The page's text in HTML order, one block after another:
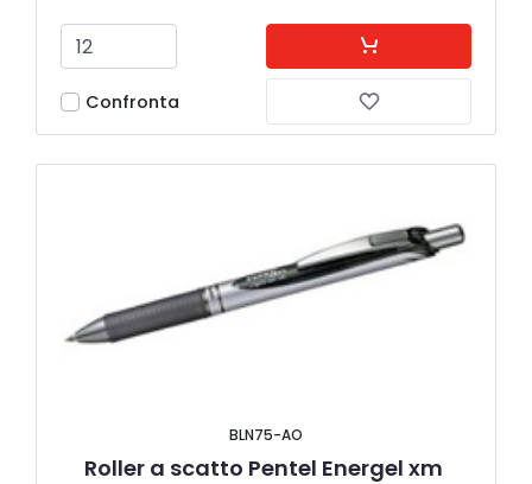
Confronta
BLN75-AO
Roller a scatto Pentel Energel xm